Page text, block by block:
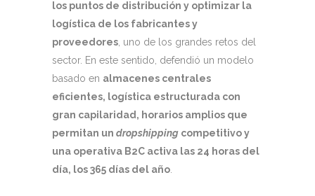
los puntos de distribución y optimizar la
logística de los fabricantes y
proveedores , uno de los grandes retos del
sector. En este sentido, defendió un modelo
basado en almacenes centrales
eficientes, logística estructurada con
gran capilaridad, horarios amplios que
permitan un dropshipping competitivo y
una operativa B2C activa las 24 horas del
día, los 365 días del año